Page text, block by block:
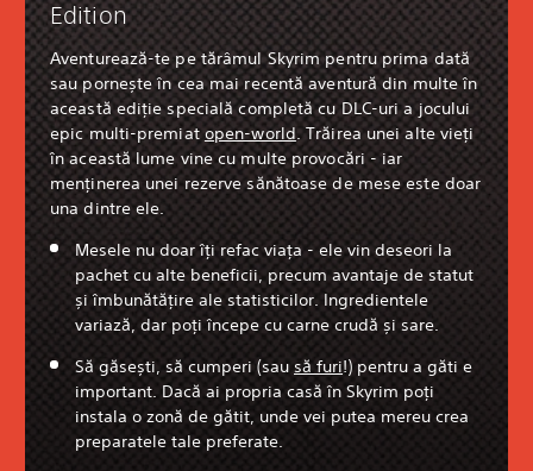
Edition
Aventurează-te pe tărâmul Skyrim pentru prima dată
sau pornește în cea mai recentă aventură din multe în
această ediție specială completă cu DLC-uri a jocului
epic multi-premiatopen-world. Trăirea unei alte vieți
în această lume vine cu multe provocări - iar
menținerea unei rezerve sănătoase de mese este doar
una dintre ele.
Mesele nu doar îți refac viața - ele vin deseori la
pachet cu alte beneficii, precum avantaje de statut
și îmbunătățire ale statisticilor. Ingredientele
variază, dar poți începe cu carne crudă și sare.
Să găsești, să cumperi (sau să furi!) pentru a găti e
important. Dacă ai propria casă în Skyrim poți
instala o zonă de gătit, unde vei putea mereu crea
preparatele tale preferate.